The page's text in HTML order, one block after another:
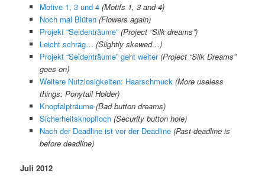
Motive 1, 3 und 4 (Motifs 1, 3 and 4)
Noch mal Blüten (Flowers again)
Projekt “Seidenträume” (Project “Silk dreams”)
Leicht schräg… (Slightly skewed…)
Projekt “Seidenträume” geht weiter (Project “Silk Dreams”
goes on)
Weitere Nutzlosigkeiten: Haarschmuck (More useless
things: Ponytail Holder)
Knopfalpträume (Bad button dreams)
Sicherheitsknopfloch (Security button hole)
Nach der Deadline ist vor der Deadline (Past deadline is
before deadline)
Juli 2012